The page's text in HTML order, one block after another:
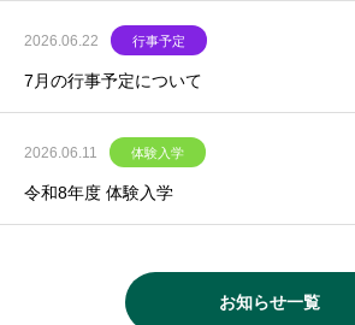
2026.06.22 行事予定
7月の行事予定について
2026.06.11 体験入学
令和8年度 体験入学
お知らせ一覧